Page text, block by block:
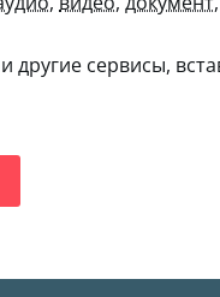
другие сервисы,